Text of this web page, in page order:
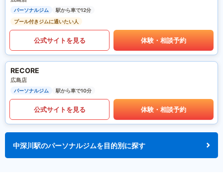
パーソナルジム
駅から車で12分
プール付きジムに通いたい人
公式サイトを見る 体験・相談予約
RECORE
広島店
パーソナルジム 駅から車で10分
公式サイトを見る 体験・相談予約
中深川駅のパーソナルジムを目的別に探す